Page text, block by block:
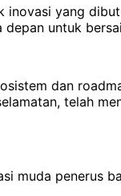
yang
untuk
dan
telah
muda penerus